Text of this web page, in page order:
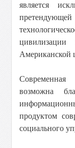
является
претендующей
Американской
возможна
продуктом
социального